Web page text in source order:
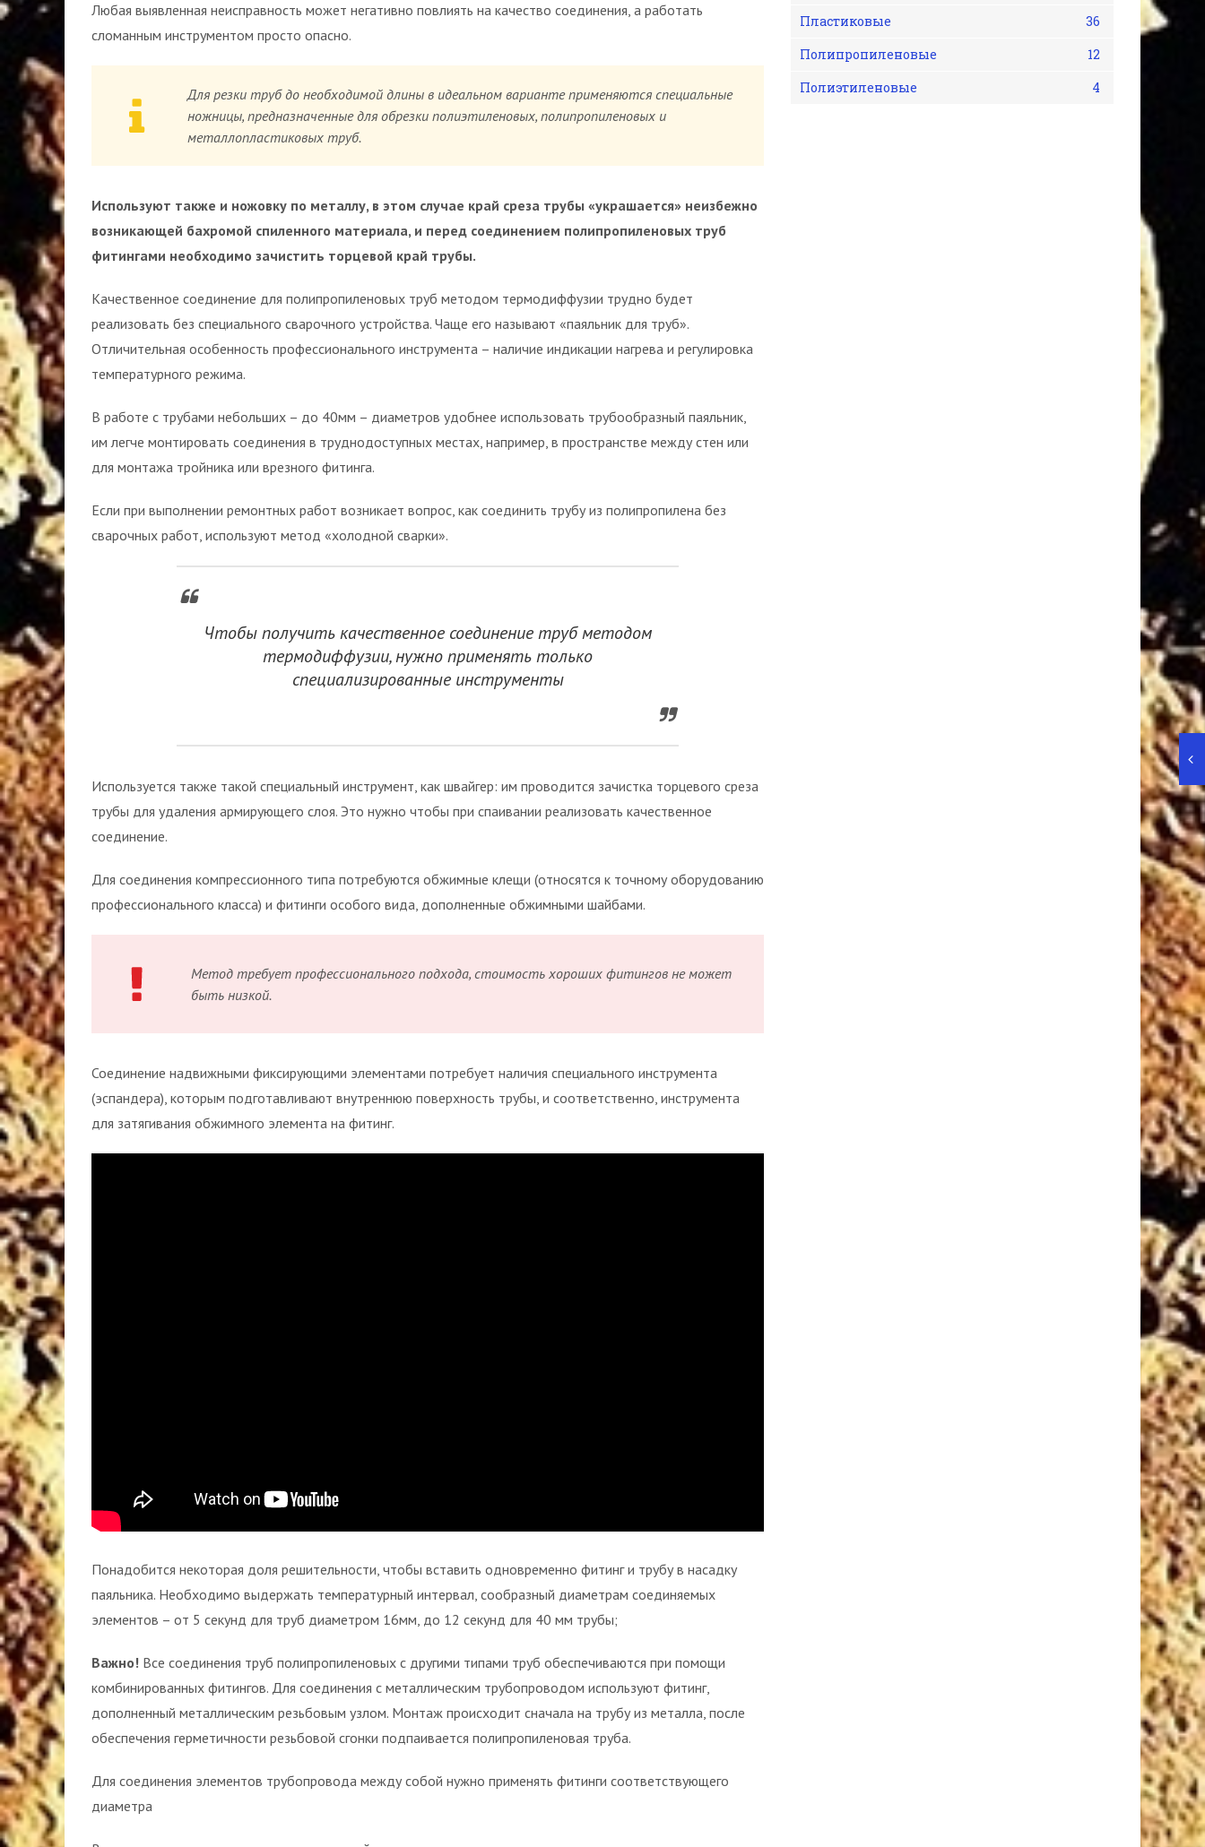
Любая выявленная неисправность может негативно повлиять на качество соединения, а работать
сломанным инструментом просто опасно.
Для резки труб до необходимой длины в идеальном варианте применяются специальные
ножницы, предназначенные для обрезки полиэтиленовых, полипропиленовых и
металлопластиковых труб.
Используют также и ножовку по металлу, в этом случае край среза трубы «украшается» неизбежно
возникающей бахромой спиленного материала, и перед соединением полипропиленовых труб
фитингами необходимо зачистить торцевой край трубы.
Качественное соединение для полипропиленовых труб методом термодиффузии трудно будет
реализовать без специального сварочного устройства. Чаще его называют «паяльник для труб».
Отличительная особенность профессионального инструмента – наличие индикации нагрева и регулировка
температурного режима.
В работе с трубами небольших – до 40мм – диаметров удобнее использовать трубообразный паяльник,
им легче монтировать соединения в труднодоступных местах, например, в пространстве между стен или
для монтажа тройника или врезного фитинга.
Если при выполнении ремонтных работ возникает вопрос, как соединить трубу из полипропилена без
сварочных работ, используют метод «холодной сварки».
Чтобы получить качественное соединение труб методом
термодиффузии, нужно применять только
специализированные инструменты
Используется также такой специальный инструмент, как швайгер: им проводится зачистка торцевого среза
трубы для удаления армирующего слоя. Это нужно чтобы при спаивании реализовать качественное
соединение.
Для соединения компрессионного типа потребуются обжимные клещи (относятся к точному оборудованию
профессионального класса) и фитинги особого вида, дополненные обжимными шайбами.
Метод требует профессионального подхода, стоимость хороших фитингов не может
быть низкой.
Соединение надвижными фиксирующими элементами потребует наличия специального инструмента
(эспандера), которым подготавливают внутреннюю поверхность трубы, и соответственно, инструмента
для затягивания обжимного элемента на фитинг.
Понадобится некоторая доля решительности, чтобы вставить одновременно фитинг и трубу в насадку
паяльника. Необходимо выдержать температурный интервал, сообразный диаметрам соединяемых
элементов – от 5 секунд для труб диаметром 16мм, до 12 секунд для 40 мм трубы;
Важно! Все соединения труб полипропиленовых с другими типами труб обеспечиваются при помощи
комбинированных фитингов. Для соединения с металлическим трубопроводом используют фитинг,
дополненный металлическим резьбовым узлом. Монтаж происходит сначала на трубу из металла, после
обеспечения герметичности резьбовой сгонки подпаивается полипропиленовая труба.
Для соединения элементов трубопровода между собой нужно применять фитинги соответствующего
диаметра
Пластиковые
36
Полипропиленовые
12
Полиэтиленовые
4